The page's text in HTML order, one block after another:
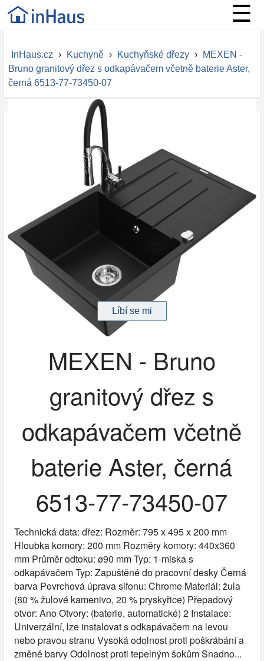
☰
InHaus.cz › Kuchyně › Kuchyňské dřezy ›
MEXEN -
Bruno granitový dřez s odkapávačem včetně baterie Aster,
černá 6513-77-73450-07
MEXEN - Bruno
granitový dřez s
odkapávačem včetně
baterie Aster, černá
6513-77-73450-07
Technická data: dřez: Rozměr: 795 x 495 x 200 mm
Hloubka komory: 200 mm Rozměry komory: 440x360
mm Průměr odtoku: ø90 mm Typ: 1-miska s
odkapávačem Typ: Zapuštěné do pracovní desky Černá
barva Povrchová úprava sifonu: Chrome Materiál: žula
(80 % žulové kamenivo, 20 % pryskyřice) Přepadový
otvor: Ano Otvory: (baterie, automatické) 2 Instalace:
Univerzální, lze instalovat s odkapávačem na levou
nebo pravou stranu Vysoká odolnost proti poškrábání a
změně barvy Odolnost proti tepelným šokům Snadno...